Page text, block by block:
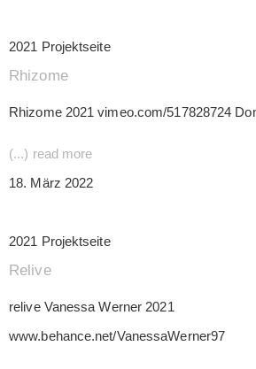
2021 Projektseite
Rhizome
Rhizome 2021 vimeo.com/517828724
(...) read more
18. März 2022
2021 Projektseite
Relive
relive Vanessa Werner 2021
www.behance.net/VanessaWerner97